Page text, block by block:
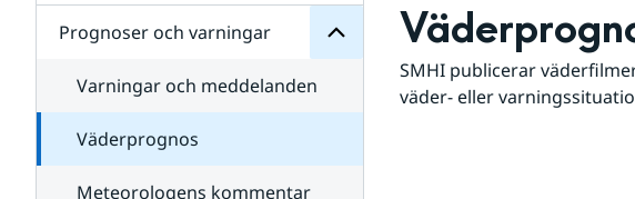
Prognoser och varningar
Varningar och meddelanden
Väderprognos
Meteorologens kommentar
SMHI publicerar
väder- eller